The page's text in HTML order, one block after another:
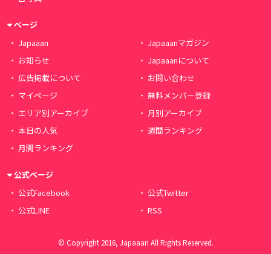
ページ
Japaaan
Japaaanマガジン
お知らせ
Japaaanについて
広告掲載について
お問い合わせ
マイページ
無料メンバー登録
エリア別アーカイブ
月別アーカイブ
本日の人気
週間ランキング
月間ランキング
公式ページ
公式Facebook
公式Twitter
公式LINE
RSS
© Copyright 2016, Japaaan All Rights Reserved.